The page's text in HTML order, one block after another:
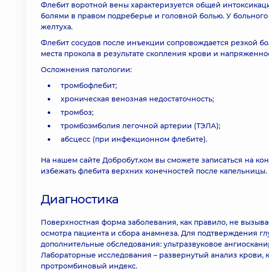
Флебит воротной вены характеризуется общей
болями в правом подреберье и головной болью. У
желтуха.
Флебит сосудов после инъекции сопровождается резкой
места прокола в результате скопления крови и
Осложнения патологии:
тромбофлебит;
хроническая венозная недостаточность;
тромбоз;
тромбоэмболия легочной артерии (ТЭЛА);
абсцесс (при инфекционном флебите).
На нашем сайте Добробут.ком вы сможете записаться на
избежать флебита верхних конечностей после
Диагностика
Поверхностная форма заболевания, как правило, не
осмотра пациента и сбора анамнеза. Для подтверждения
дополнительные обследования: ультразвуковое
Лабораторные исследования – развернутый анализ крови,
протромбиновый индекс.